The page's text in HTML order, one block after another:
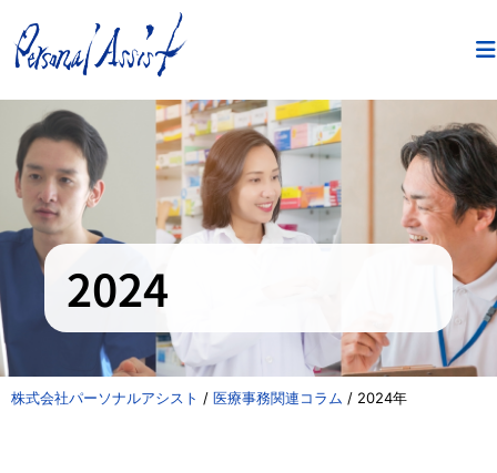
2024
株式会社パーソナルアシスト / 医療事務関連コラム / 2024年